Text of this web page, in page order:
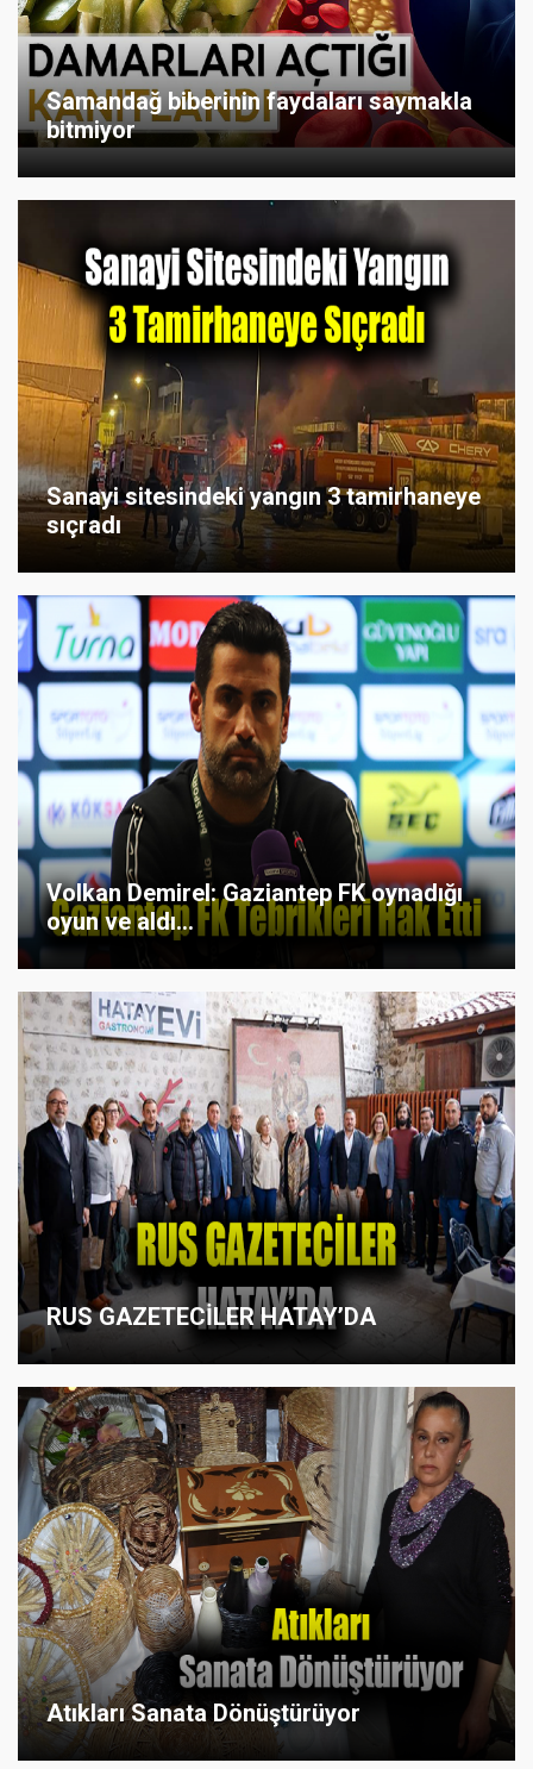
Samandağ biberinin faydaları saymakla
bitmiyor
Sanayi sitesindeki yangın 3 tamirhaneye
sıçradı
Volkan Demirel: Gaziantep FK oynadığı
oyun ve aldı...
RUS GAZETECİLER HATAY’DA
Atıkları Sanata Dönüştürüyor